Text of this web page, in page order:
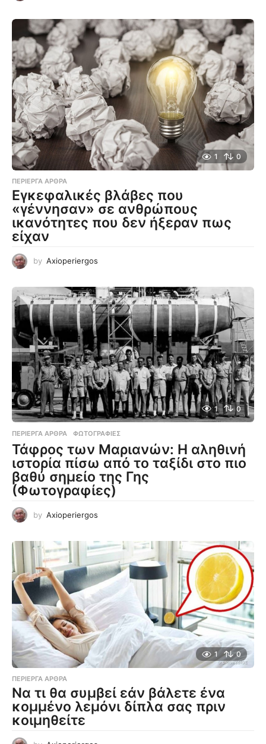
1 0
ΠΕΡΊΕΡΓΑ ΆΡΘΡΑ
Εγκεφαλικές βλάβες που
«γέννησαν» σε ανθρώπους
ικανότητες που δεν ήξεραν πως
είχαν
by Axioperiergos
1 0
ΠΕΡΊΕΡΓΑ ΆΡΘΡΑ ,ΦΩΤΟΓΡΑΦΊΕΣ
Τάφρος των Μαριανών: Η αληθινή
ιστορία πίσω από το ταξίδι στο πιο
βαθύ σημείο της Γης
(Φωτογραφίες)
by Axioperiergos
1 0
ΠΕΡΊΕΡΓΑ ΆΡΘΡΑ
Να τι θα συμβεί εάν βάλετε ένα
κομμένο λεμόνι δίπλα σας πριν
κοιμηθείτε